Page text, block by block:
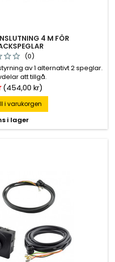
4 M FÖR
(0)
av 1 alternativt 2 speglar.
att tillgå.
(454,00 kr)
i varukorgen
i lager